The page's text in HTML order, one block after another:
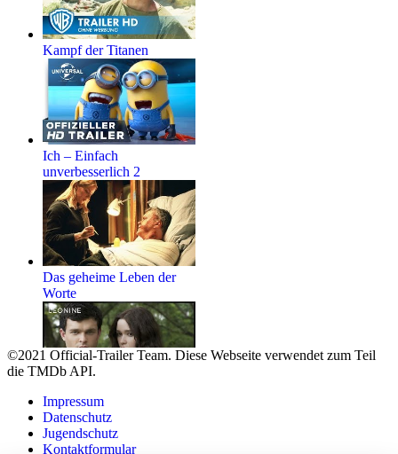
Kampf der Titanen
Ich – Einfach
unverbesserlich 2
Das geheime Leben der
Worte
Beautiful Creatures – Eine
unsterbliche Liebe
©2021 Official-Trailer Team. Diese Webseite verwendet zum Teil
die TMDb API.
Impressum
Datenschutz
Jugendschutz
Kontaktformular